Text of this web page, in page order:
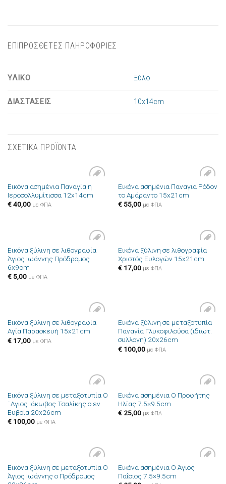
ΕΠΙΠΡΟΣΘΕΤΕΣ ΠΛΗΡΟΦΟΡΙΕΣ
ΥΛΙΚΟ Ξύλο
ΔΙΑΣΤΑΣΕΙΣ 10x14cm
ΣΧΕΤΙΚΑ ΠΡΟΪΟΝΤΑ
Πρόσθήκη
στην λίστα
Εικόνα ασημένια Παναγία η
Ιεροσολλυμίτισσα 12x14cm
€40,00 με ΦΠΑ
Πρόσθήκη
στην λίστα
Εικόνα ασημένια Παναγια Ρόδον
το Αμάραντο 15x21cm
€55,00 με ΦΠΑ
Πρόσθήκη
στην λίστα
Εικόνα ξύλινη σε λιθογραφία
Άγιος Ιωάννης Πρόδρομος
6x9cm
€5,00 με ΦΠΑ
Πρόσθήκη
στην λίστα
Εικόνα ξύλινη σε λιθογραφία
Χριστός Ευλογών 15x21cm
€17,00 με ΦΠΑ
Πρόσθήκη
στην λίστα
Εικόνα ξύλινη σε λιθογραφία
Αγία Παρασκευή 15x21cm
€17,00 με ΦΠΑ
Πρόσθήκη
στην λίστα
Εικόνα ξύλινη σε μεταξοτυπία
Παναγία Γλυκοφιλούσα (ιδιωτ.
συλλογη) 20x26cm
€100,00 με ΦΠΑ
Πρόσθήκη
στην λίστα
Εικόνα ξύλινη σε μεταξοτυπία Ο
¨Αγιος Ιάκωβος Τσαλίκης ο εν
Ευβοία 20x26cm
€100,00 με ΦΠΑ
Πρόσθήκη
Εικόνα ασημένια Ο Προφήτης
Ηλίας 7.5×9.5cm
€25,00 με ΦΠΑ
Πρόσθήκη
στην λίστα
Εικόνα ξύλινη σε μεταξοτυπία Ο
Άγιος Ιωάννης ο Πρόδρομος
Πρόσθήκη
Εικόνα ασημένια Ο Άγιος
Παΐσιος 7.5×9.5cm